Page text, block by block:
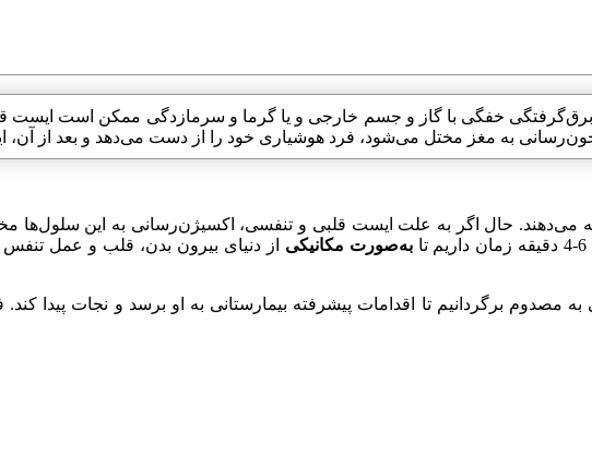
خفگی با گاز و جسم خارجی و یا گرما و سرمازدگی ممکن است ایست
می‌دهند. حال اگر به علت ایست قلبی و تنفسی، اکسیژن‌رسانی به این سلول‌ها
به‌صورت مکانیکی از دنیای بیرون بدن، قلب و عمل
برگردانیم تا اقدامات پیشرفته بیمارستانی به او برسد و نجات پیدا